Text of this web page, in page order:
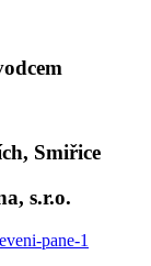
Smiřice
s.r.o.
pane-1